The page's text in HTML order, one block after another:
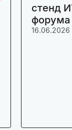
стенд
16.06.2026